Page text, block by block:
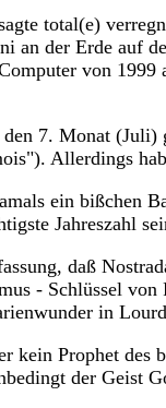
total(e)
an der Erde auf
von
7. Monat
Allerdings
ein bißchen
Jahreszahl
daß
- Schlüssel
in
kein Prophet
der Geist